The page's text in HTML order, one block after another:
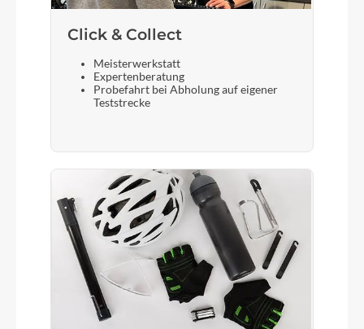
Sattel
Natural Fit Venec Lite
Gabel
Sattelstütze
CUBE Performance Post, 27.2mm
Click & Collect
Meisterwerkstatt
Expertenberatung
Probefahrt bei Abholung auf eigener
Teststrecke